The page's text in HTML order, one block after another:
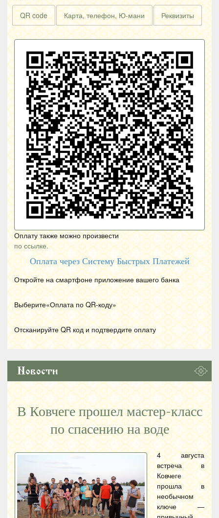
QR code Карта, телефон, Ю-мани Реквизиты
Оплату также можно произвести
по ссылке.
Оплата через Систему Быстрых Платежей
Откройте на смартфоне приложение вашего банка
Выберите«Оплата по QR-коду»
Отсканируйте QR код и подтвердите оплату
Новости
В Ковчеге прошел мастер-класс
по спасению на воде
4 августа
встреча в
Ковчеге
прошла в
необычном
ключе —